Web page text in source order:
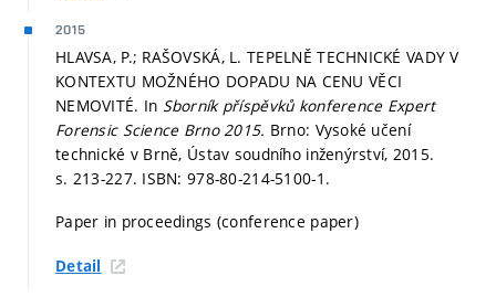
2015
HLAVSA, P.; RAŠOVSKÁ, L. TEPELNĚ TECHNICKÉ VADY V
KONTEXTU MOŽNÉHO DOPADU NA CENU VĚCI
NEMOVITÉ. In Sborník příspěvků konference Expert
Forensic Science Brno 2015. Brno: Vysoké učení
technické v Brně, Ústav soudního inženýrství, 2015.
s. 213-227. ISBN: 978-80-214-5100-1.
Paper in proceedings (conference paper)
Detail